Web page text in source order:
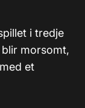
i tredje
morsomt,
et